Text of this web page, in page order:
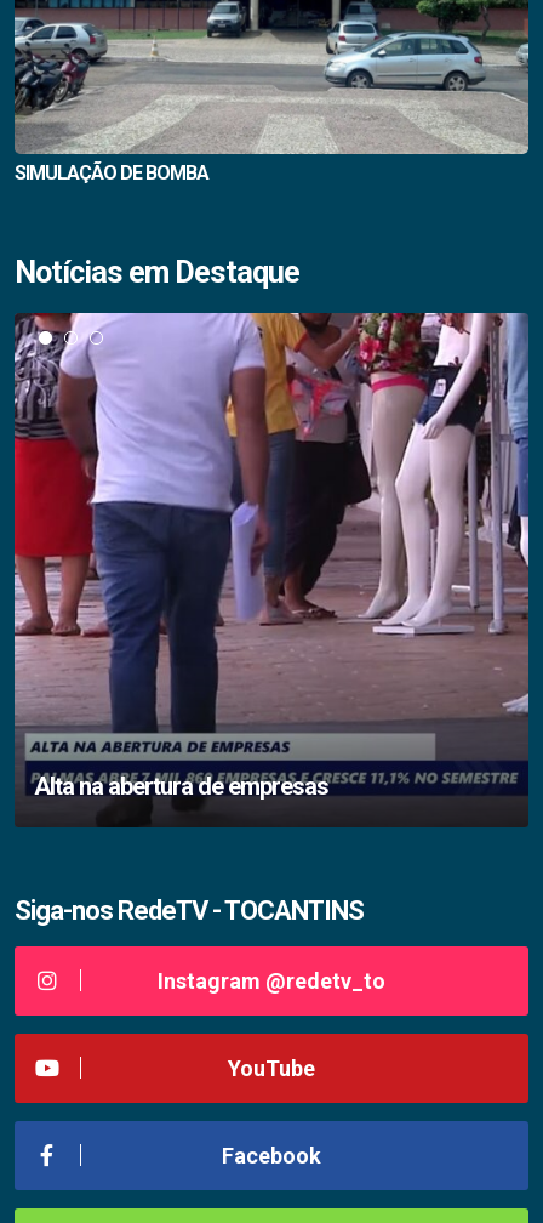
SIMULAÇÃO DE BOMBA
Notícias em Destaque
Alta na abertura de empresas
Siga-nos RedeTV - TOCANTINS
Instagram @redetv_to
YouTube
Facebook